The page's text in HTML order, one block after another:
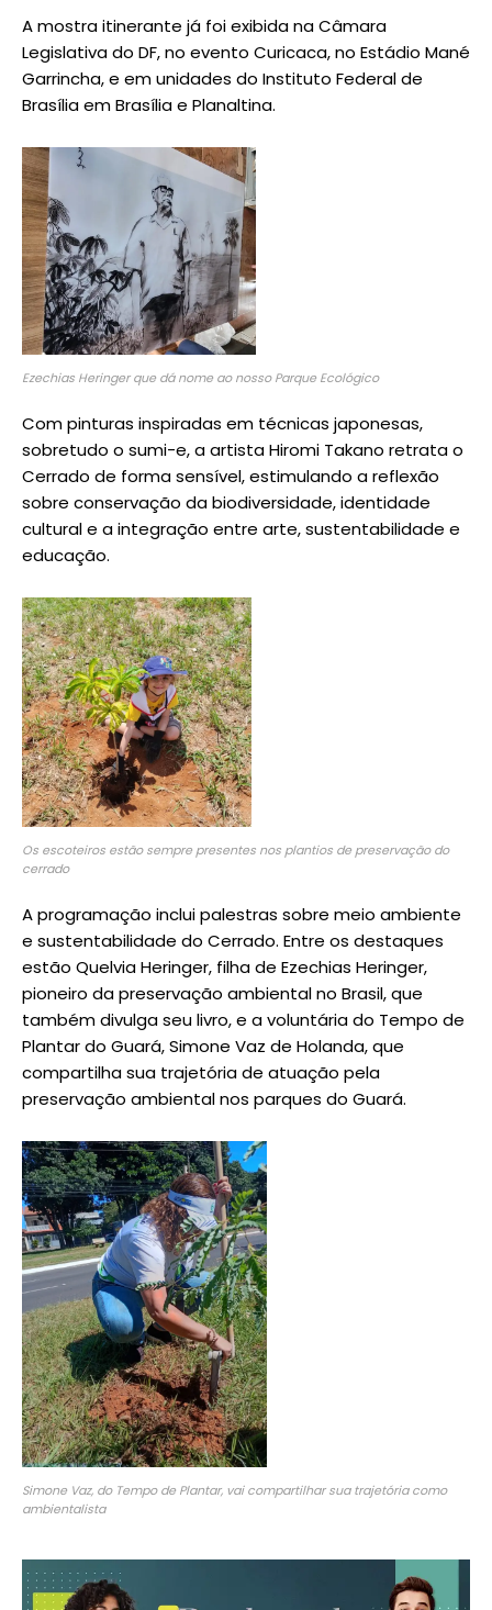
A mostra itinerante já foi exibida na Câmara
Legislativa do DF, no evento Curicaca, no Estádio Mané
Garrincha, e em unidades do Instituto Federal de
Brasília em Brasília e Planaltina.
Ezechias Heringer que dá nome ao nosso Parque Ecológico
Com pinturas inspiradas em técnicas japonesas,
sobretudo o sumi-e, a artista Hiromi Takano retrata o
Cerrado de forma sensível, estimulando a reflexão
sobre conservação da biodiversidade, identidade
cultural e a integração entre arte, sustentabilidade e
educação.
Os escoteiros estão sempre presentes nos plantios de preservação do
cerrado
A programação inclui palestras sobre meio ambiente
e sustentabilidade do Cerrado. Entre os destaques
estão Quelvia Heringer, filha de Ezechias Heringer,
pioneiro da preservação ambiental no Brasil, que
também divulga seu livro, e a voluntária do Tempo de
Plantar do Guará, Simone Vaz de Holanda, que
compartilha sua trajetória de atuação pela
preservação ambiental nos parques do Guará.
Simone Vaz, do Tempo de Plantar, vai compartilhar sua trajetória como
ambientalista